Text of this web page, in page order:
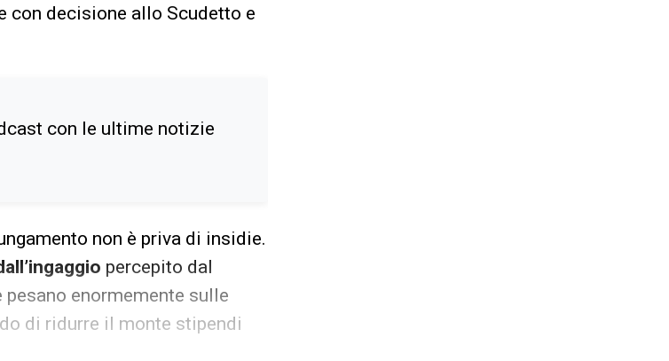
con decisione allo Scudetto e
con le ultime notizie
non è priva di insidie.
percepito dal
enormemente sulle
di ridurre il monte stipendi